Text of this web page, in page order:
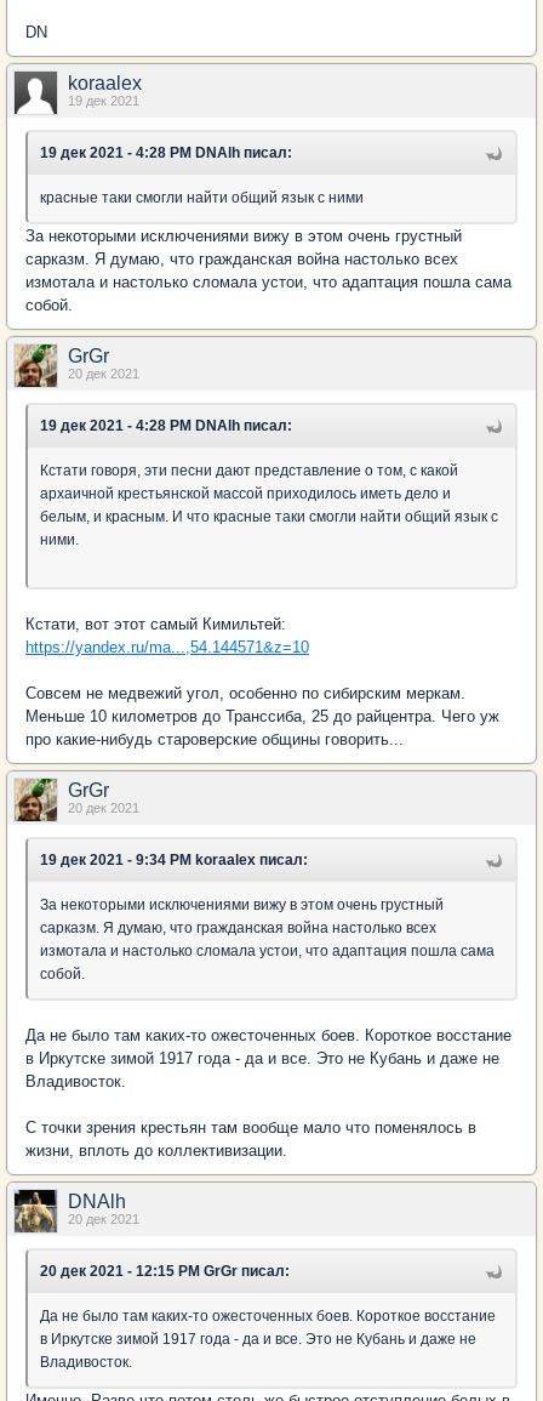
DN
koraalex
19 дек 2021
19 дек 2021 - 4:28 PM DNAlh писал:
красные таки смогли найти общий язык с ними
За некоторыми исключениями вижу в этом очень грустный
сарказм. Я думаю, что гражданская война настолько всех
измотала и настолько сломала устои, что адаптация пошла сама
собой.
GrGr
20 дек 2021
19 дек 2021 - 4:28 PM DNAlh писал:
Кстати говоря, эти песни дают представление о том, с какой
архаичной крестьянской массой приходилось иметь дело и
белым, и красным. И что красные таки смогли найти общий язык с
ними.
Кстати, вот этот самый Кимильтей:
https://yandex.ru/ma...,54.144571&z=10
Совсем не медвежий угол, особенно по сибирским меркам.
Меньше 10 километров до Транссиба, 25 до райцентра. Чего уж
про какие-нибудь староверские общины говорить...
GrGr
20 дек 2021
19 дек 2021 - 9:34 PM koraalex писал:
За некоторыми исключениями вижу в этом очень грустный
сарказм. Я думаю, что гражданская война настолько всех
измотала и настолько сломала устои, что адаптация пошла сама
собой.
Да не было там каких-то ожесточенных боев. Короткое восстание
в Иркутске зимой 1917 года - да и все. Это не Кубань и даже не
Владивосток.
С точки зрения крестьян там вообще мало что поменялось в
жизни, вплоть до коллективизации.
DNAlh
20 дек 2021
20 дек 2021 - 12:15 PM GrGr писал:
Да не было там каких-то ожесточенных боев. Короткое восстание
в Иркутске зимой 1917 года - да и все. Это не Кубань и даже не
Владивосток.